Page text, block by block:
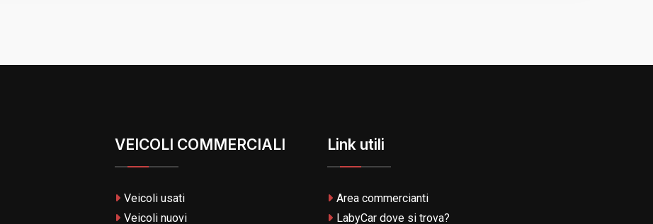
VEICOLI COMMERCIALI
Veicoli usati
Veicoli nuovi
Link utili
Area commercianti
LabyCar dove si trova?